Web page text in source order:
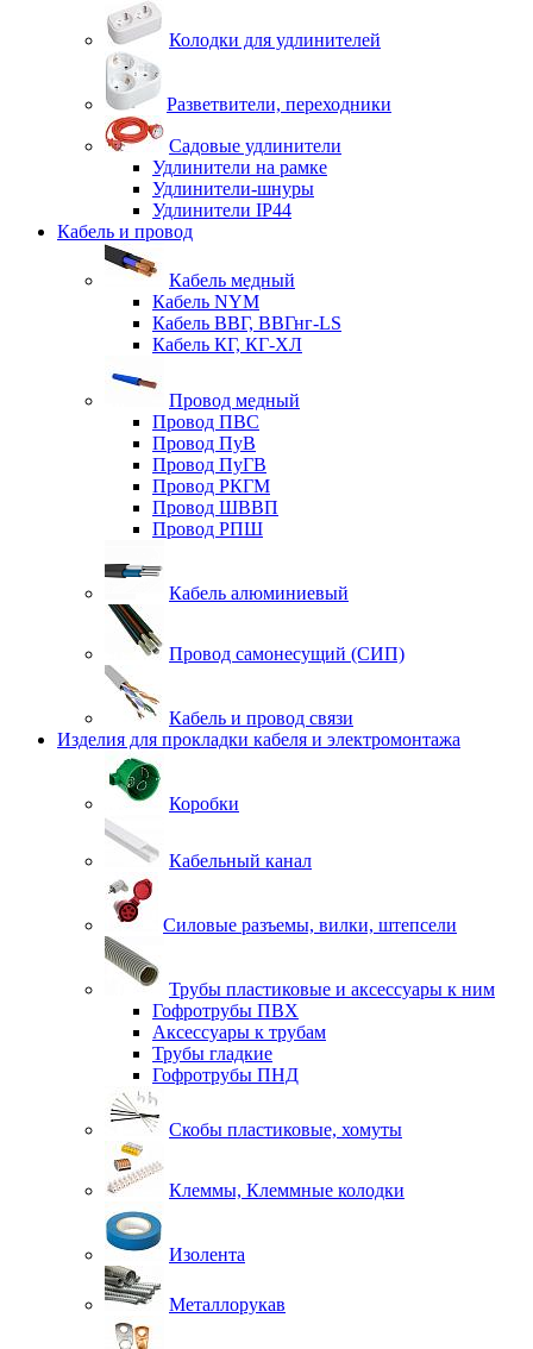
Колодки для удлинителей
Разветвители, переходники
Садовые удлинители
Удлинители на рамке
Удлинители-шнуры
Удлинители IP44
Кабель и провод
Кабель медный
Кабель NYM
Кабель ВВГ, ВВГнг-LS
Кабель КГ, КГ-ХЛ
Провод медный
Провод ПВС
Провод ПуВ
Провод ПуГВ
Провод РКГМ
Провод ШВВП
Провод РПШ
Кабель алюминиевый
Провод самонесущий (СИП)
Кабель и провод связи
Изделия для прокладки кабеля и электромонтажа
Коробки
Кабельный канал
Силовые разъемы, вилки, штепсели
Трубы пластиковые и аксессуары к ним
Гофротрубы ПВХ
Аксессуары к трубам
Трубы гладкие
Гофротрубы ПНД
Скобы пластиковые, хомуты
Клеммы, Клеммные колодки
Изолента
Металлорукав